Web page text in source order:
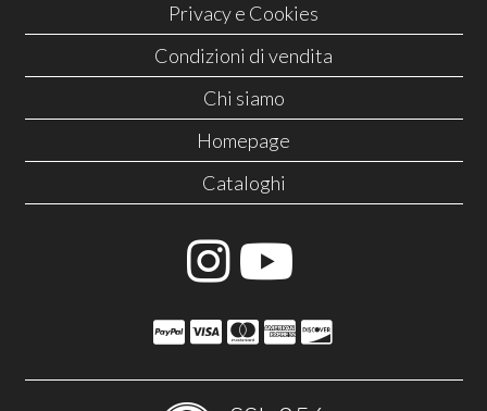
Privacy e Cookies
Condizioni di vendita
Chi siamo
Homepage
Cataloghi